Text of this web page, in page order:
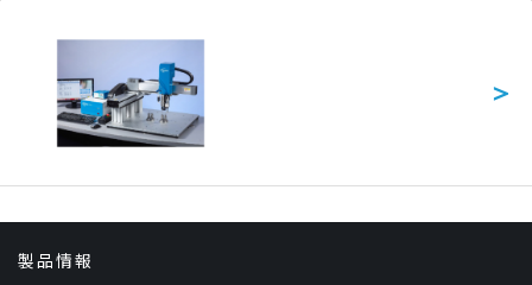
＞
製品情報